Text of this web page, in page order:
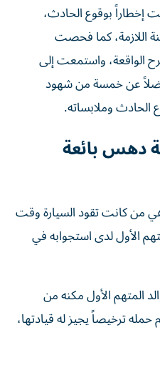
إخطاراً بوقوع الحادث،
اللازمة، كما فحصت
الواقعة، واستمعت إلى
فضلاً عن خمسة من شهود
الحادث وملابساته.
دهس بائعة
هي من كانت تقود السيارة وقت
الأول لدى استجوابه في
المتهم الأول مكنه من
ترخيصاً يجيز له قيادتها،